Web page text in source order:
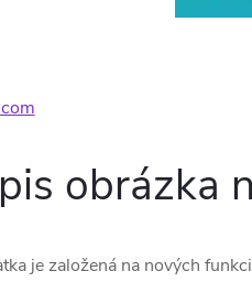
obrázka
je založená na nových